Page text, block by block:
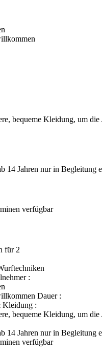
bequeme Kleidung, um
14 Jahren nur in Begleitung
verfügbar
für 2
:
Dauer :
Kleidung :
bequeme Kleidung, um
14 Jahren nur in Begleitung
verfügbar